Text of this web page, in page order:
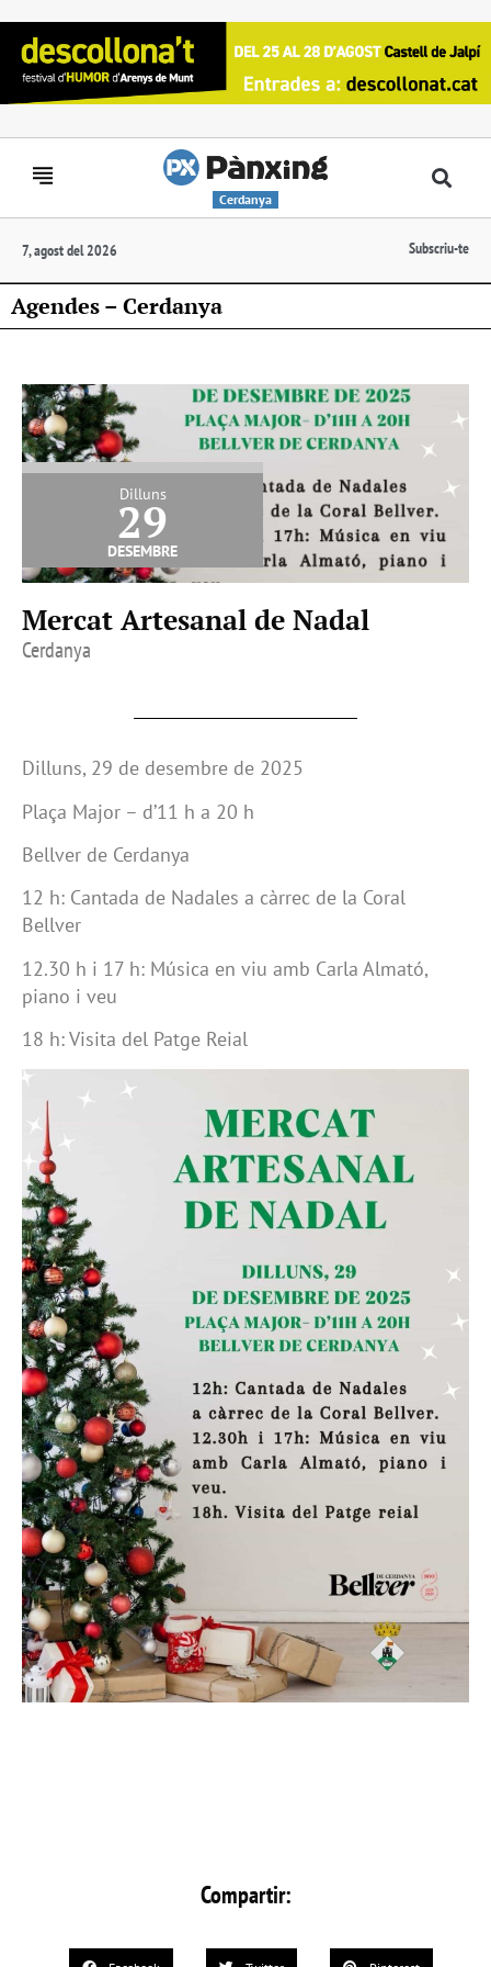
Cerdanya
7, agost del 2026 Subscriu-te
Agendes – Cerdanya
Dilluns
29
desembre
Mercat Artesanal de Nadal
Cerdanya
Dilluns, 29 de desembre de 2025
Plaça Major – d’11 h a 20 h
Bellver de Cerdanya
12 h: Cantada de Nadales a càrrec de la Coral
Bellver
12.30 h i 17 h: Música en viu amb Carla Almató,
piano i veu
18 h: Visita del Patge Reial
Compartir: